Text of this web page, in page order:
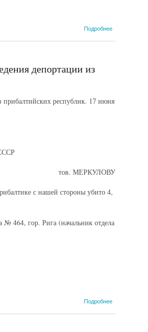
Подробнее
депортации из
республик. 17 июня
тов. МЕРКУЛОВУ
с нашей стороны убито 4,
464, гор. Рига (начальник отдела
Подробнее
органов НКВД